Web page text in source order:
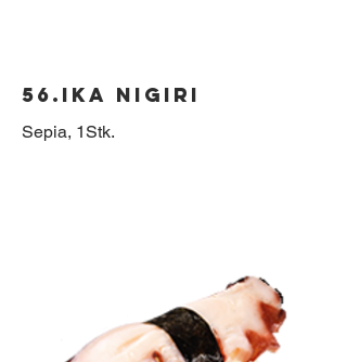
56.Ika Nigiri
Sepia, 1Stk.